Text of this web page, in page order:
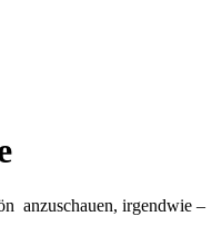
anzuschauen, irgendwie –